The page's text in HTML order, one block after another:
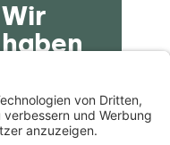
Wir
haben
Interesse
geweckt?